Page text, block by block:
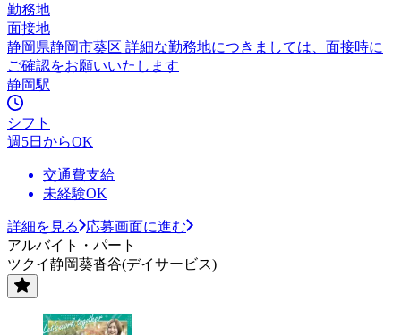
勤務地
面接地
静岡県静岡市葵区 詳細な勤務地につきましては、面接時に
ご確認をお願いいたします
静岡駅
シフト
週5日からOK
交通費支給
未経験OK
詳細を見る
応募画面に進む
アルバイト・パート
ツクイ静岡葵沓谷(デイサービス)